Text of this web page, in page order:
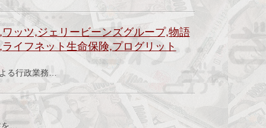
ッツ,ジェリービーンズグループ,物語
イフネット生命保険,プログリット
る行政業務…
…